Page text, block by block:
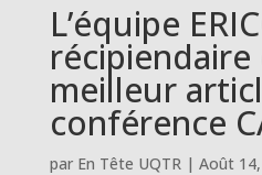
L’équipe
meilleur
conférence
par En Tête UQTR| Août